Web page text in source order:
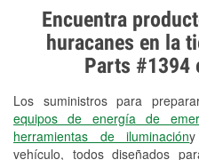
Encuentra
huracanes en la
Parts #1394
Los suministros para
equipos de energía de
herramientas de iluminación
vehículo, todos diseñados
Prueba de
arrancadores
Revisión de la
Reciclaje de
Instalación de